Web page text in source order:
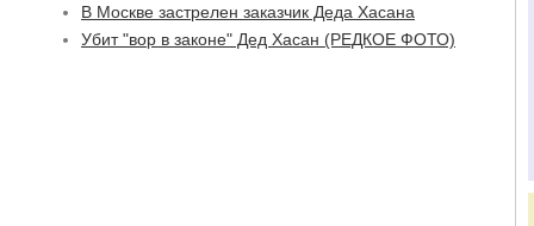
В Москве застрелен заказчик Деда Хасана
Убит "вор в законе" Дед Хасан (РЕДКОЕ ФОТО)